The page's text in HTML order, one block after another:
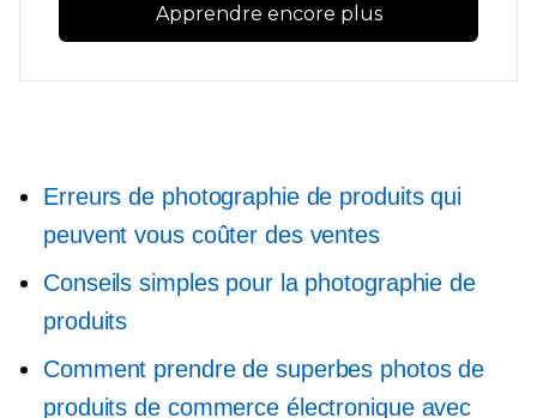
Apprendre encore plus
Erreurs de photographie de produits qui
peuvent vous coûter des ventes
Conseils simples pour la photographie de
produits
Comment prendre de superbes photos de
produits de commerce électronique avec